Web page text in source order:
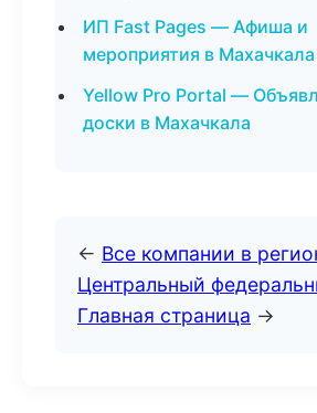
ИП Fast Pages — Афиша и
мероприятия в Махачкала
Yellow Pro Portal —
доски в Махачкала
← Все компании в
Центральный
Главная страница →